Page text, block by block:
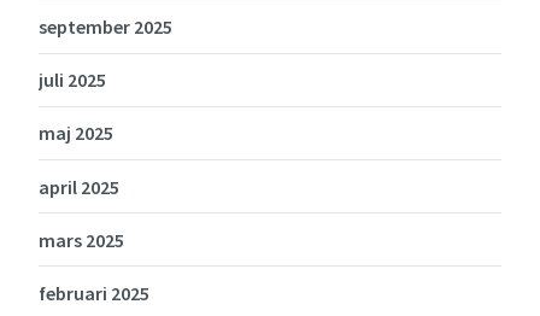
september 2025
juli 2025
maj 2025
april 2025
mars 2025
februari 2025